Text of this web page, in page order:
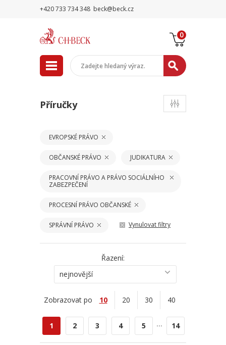
+420 733 734 348 beck@beck.cz
0
Příručky
EVROPSKÉ PRÁVO
OBČANSKÉ PRÁVO JUDIKATURA
PRACOVNÍ PRÁVO A PRÁVO SOCIÁLNÍHO
ZABEZPEČENÍ
PROCESNÍ PRÁVO OBČANSKÉ
SPRÁVNÍ PRÁVO Vynulovat filtry
Řazení:
nejnovější
Zobrazovat po 10 20 30 40
1 2 3 4 5 ... 14